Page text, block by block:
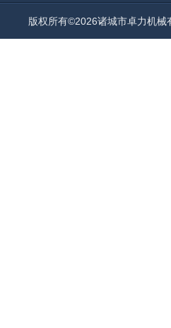
版权所有©2026诸城市卓力机